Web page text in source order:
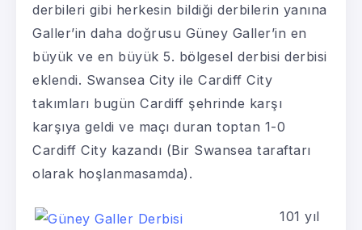
derbileri gibi herkesin bildiği derbilerin yanına
Galler’in daha doğrusu Güney Galler’in en
büyük ve en büyük 5. bölgesel derbisi derbisi
eklendi. Swansea City ile Cardiff City
takımları bugün Cardiff şehrinde karşı
karşıya geldi ve maçı duran toptan 1-0
Cardiff City kazandı (Bir Swansea taraftarı
olarak hoşlanmasamda).
101 yıl